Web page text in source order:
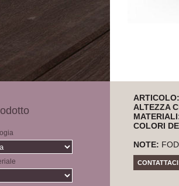
ARTICOLO:
ALTEZZA
COLORI
NOTE: